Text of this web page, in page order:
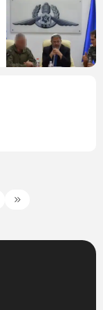
חדשות